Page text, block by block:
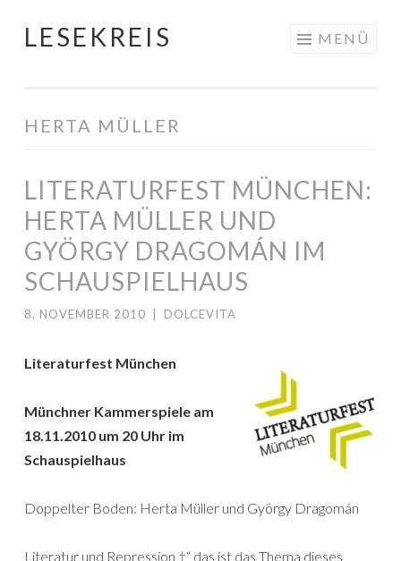
Springe
LESEKREIS MENÜ
HERTA MÜLLER
LITERATURFEST MÜNCHEN:
HERTA MÜLLER UND
GYÖRGY DRAGOMÁN IM
SCHAUSPIELHAUS
8. NOVEMBER 2010 DOLCEVITA
Literaturfest München
Münchner Kammerspiele am
18.11.2010 um 20 Uhr im
Schauspielhaus
Doppelter Boden: Herta Müller und György Dragomán
Literatur und Repression †“ das ist das Thema dieses